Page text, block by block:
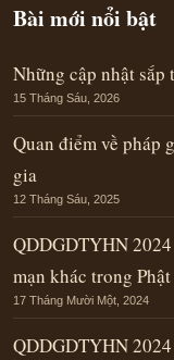
Bài mới nổi bật
Những cập nhật sắp
15 Tháng Sáu, 2026
Quan điểm về pháp
gia
12 Tháng Sáu, 2025
QDDGDTYHN
mạn khác trong
17 Tháng Mười Một, 2024
QDDGDTYHN